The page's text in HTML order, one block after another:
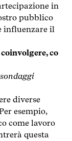
in
pubblico
influenzare il
co
diverse
esempio,
come lavoro
questa